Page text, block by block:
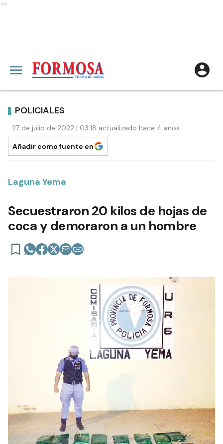
Ads
POLICIALES
27 de julio de 2022 | 03:18 actualizado hace 4 años
Añadir como fuente en
Laguna Yema
Secuestraron 20 kilos de hojas de
coca y demoraron a un hombre